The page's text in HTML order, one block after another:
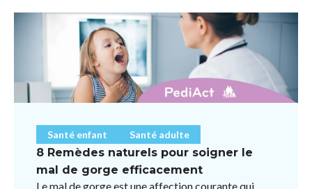
Santé enfant Santé adulte
8 Remèdes naturels pour soigner le
mal de gorge efficacement
Le mal de gorge est une affection courante qui